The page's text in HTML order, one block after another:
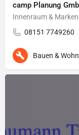
camp Planung
Innenraum &
08151 7749260
Bauen &